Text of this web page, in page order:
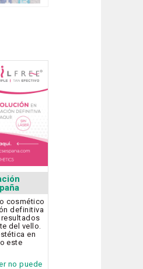
cosmético
definitiva
del vello.
en
este
no puede